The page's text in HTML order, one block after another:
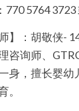
试
770 5764 3723
】：胡敬侠-
咨询师、
身，擅长婴幼
。